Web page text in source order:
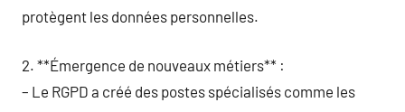
protègent les données personnelles.
2. **Émergence de nouveaux métiers** :
– Le RGPD a créé des postes spécialisés comme les